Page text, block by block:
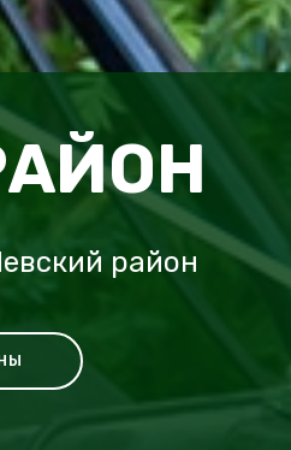
район